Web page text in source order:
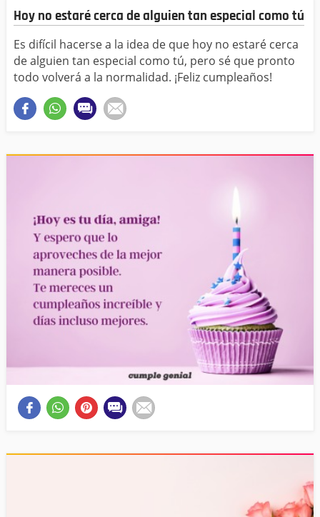
Hoy no estaré cerca de alguien tan especial como tú
Es difícil hacerse a la idea de que hoy no estaré cerca
de alguien tan especial como tú, pero sé que pronto
todo volverá a la normalidad. ¡Feliz cumpleaños!